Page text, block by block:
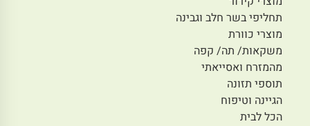
תחליפי בשר חלב וגבינה
מוצרי כוורת
משקאות/ תה/ קפה
מהמזרח ואסייאתי
תוספי תזונה
הגיינה וטיפוח
הכל לבית